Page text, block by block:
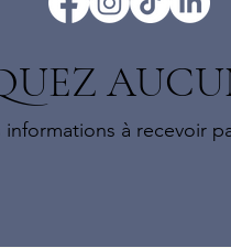
informations à recevoir